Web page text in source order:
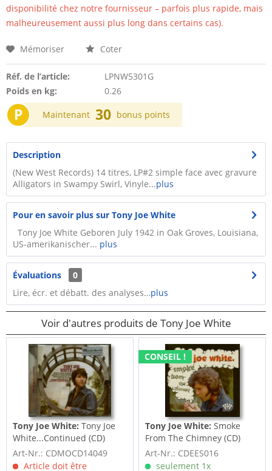
disponibilité chez notre fournisseur – parfois plus rapide, mais
malheureusement aussi plus long dans certains cas).
Mémoriser Coter
Réf. de l’article:
LPNW5301G
Poids en kg:
0.26
P Maintenant 30 bonus points
Description
(New West Records) 14 titres, LP#2 simple face avec gravure
Alligators in Swampy Swirl, Vinyle...plus
Pour en savoir plus sur Tony Joe White
Tony Joe White Geboren July 1942 in Oak Groves, Louisiana,
US-amerikanischer... plus
Évaluations
0
Lire, écr. et débatt. des analyses…plus
Voir d'autres produits de Tony Joe White
Tony Joe White:Tony Joe
White...Continued (CD)
Art-Nr.: CDMOCD14049
Article doit être
CONSEIL !
Tony Joe White:Smoke
From The Chimney (CD)
Art-Nr.: CDEES016
seulement 1x